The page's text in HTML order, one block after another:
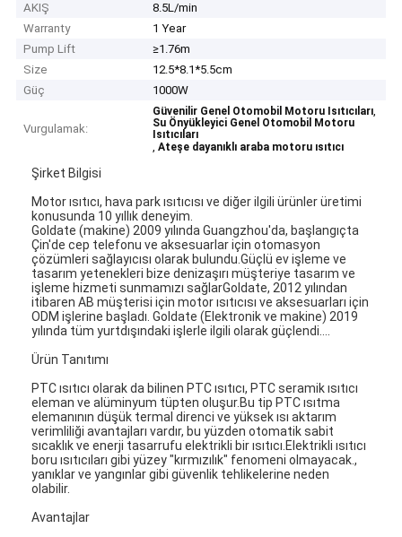
AKIŞ
8.5L/min
Warranty
1 Year
Pump Lift
≥1.76m
Size
12.5*8.1*5.5cm
Güç
1000W
Vurgulamak:
Güvenilir Genel Otomobil Motoru Isıtıcıları,
Su Önyükleyici Genel Otomobil Motoru
Isıtıcıları
,Ateşe dayanıklı araba motoru ısıtıcı
Şirket Bilgisi
Motor ısıtıcı, hava park ısıtıcısı ve diğer ilgili ürünler üretimi
konusunda 10 yıllık deneyim.
Goldate (makine) 2009 yılında Guangzhou'da, başlangıçta
Çin'de cep telefonu ve aksesuarlar için otomasyon
çözümleri sağlayıcısı olarak bulundu.Güçlü ev işleme ve
tasarım yetenekleri bize denizaşırı müşteriye tasarım ve
işleme hizmeti sunmamızı sağlarGoldate, 2012 yılından
itibaren AB müşterisi için motor ısıtıcısı ve aksesuarları için
ODM işlerine başladı. Goldate (Elektronik ve makine) 2019
yılında tüm yurtdışındaki işlerle ilgili olarak güçlendi....
Ürün Tanıtımı
PTC ısıtıcı olarak da bilinen PTC ısıtıcı, PTC seramik ısıtıcı
eleman ve alüminyum tüpten oluşur.Bu tip PTC ısıtma
elemanının düşük termal direnci ve yüksek ısı aktarım
verimliliği avantajları vardır, bu yüzden otomatik sabit
sıcaklık ve enerji tasarrufu elektrikli bir ısıtıcı.Elektrikli ısıtıcı
boru ısıtıcıları gibi yüzey "kırmızılık" fenomeni olmayacak.,
yanıklar ve yangınlar gibi güvenlik tehlikelerine neden
olabilir.
Avantajlar